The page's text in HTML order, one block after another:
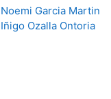
Noemi Garcia Martin
Iñigo Ozalla Ontoria